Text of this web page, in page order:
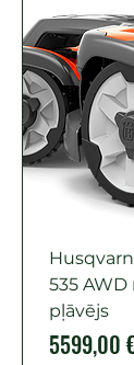
535
pļāvējs
Cena
5599,00